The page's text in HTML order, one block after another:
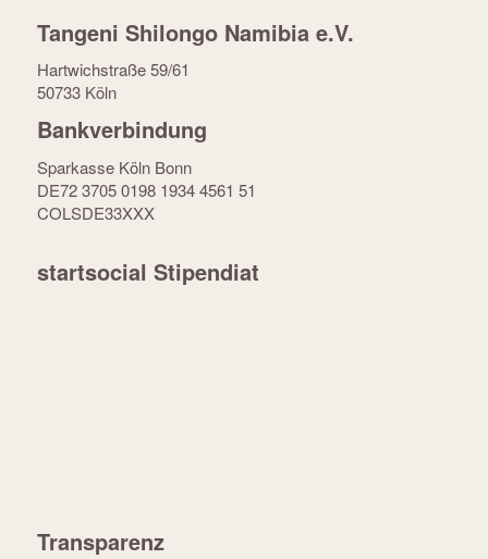
Tangeni Shilongo Namibia e.V.
Hartwichstraße 59/61
50733 Köln
Bankverbindung
Sparkasse Köln Bonn
DE72 3705 0198 1934 4561 51
COLSDE33XXX
startsocial Stipendiat
Transparenz